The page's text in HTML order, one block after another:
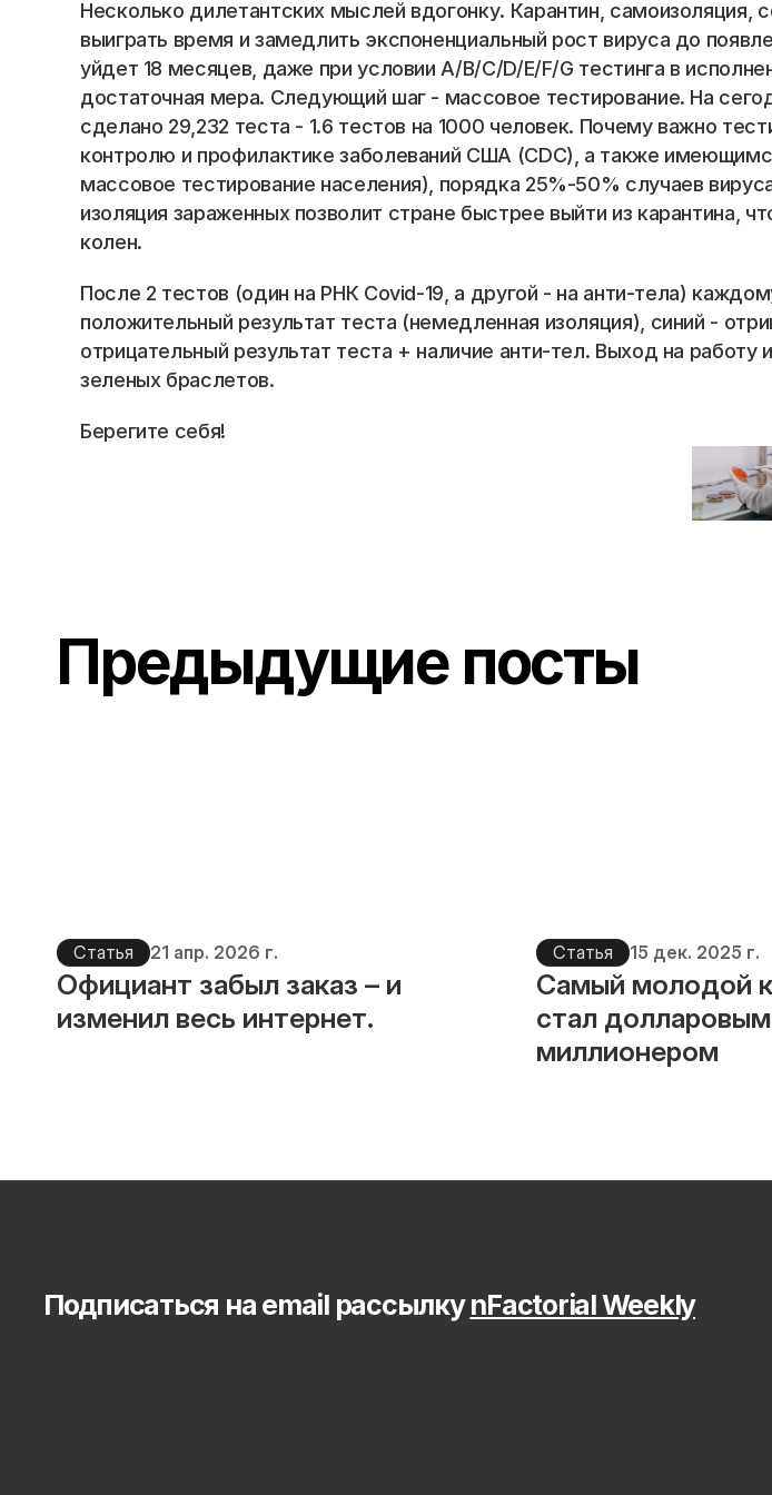
Careers
Experts
📞 Спросить
Несколько дилетантских мыслей вдогонку. Карантин,
выиграть время и замедлить экспоненциальный рост вируса до
уйдет 18 месяцев, даже при условии A/B/C/D/E/F/G тестинга в
достаточная мера. Следующий шаг - массовое тестирование. На
сделано 29,232 теста - 1.6 тестов на 1000 человек. Почему важно
контролю и профилактике заболеваний США (CDC), а также
массовое тестирование населения), порядка 25%-50% случаев
изоляция зараженных позволит стране быстрее выйти из карантина,
колен.
После 2 тестов (один на РНК Covid-19, а другой - на анти-тела)
положительный результат теста (немедленная изоляция), синий -
отрицательный результат теста + наличие анти-тел. Выход на
зеленых браслетов.
Берегите себя!
Предыдущие посты
Статья 21 апр. 2026 г.
Официант забыл заказ – и
изменил весь интернет.
Статья 15 дек. 2025 г.
Самый молодой
стал долларовым
миллионером
Подписаться на email рассылку nFactorial Weekly